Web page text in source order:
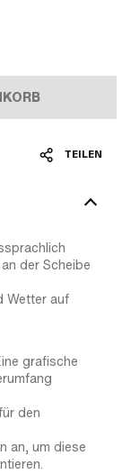
TEILEN
der Scheibe
Wetter auf
grafische
den
an, um diese